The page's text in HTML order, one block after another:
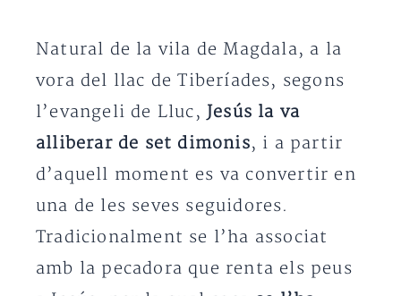
Natural de la vila de Magdala, a la
vora del llac de Tiberíades, segons
l’evangeli de Lluc, Jesús la va
alliberar de set dimonis, i a partir
d’aquell moment es va convertir en
una de les seves seguidores.
Tradicionalment se l’ha associat
amb la pecadora que renta els peus